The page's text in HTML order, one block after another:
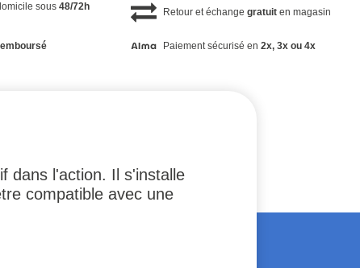
sous48/72h
Retour et échange gratuiten magasin
Paiement sécurisé en 2x, 3x ou 4x
dans l'action. Il s'installe
compatible avec une